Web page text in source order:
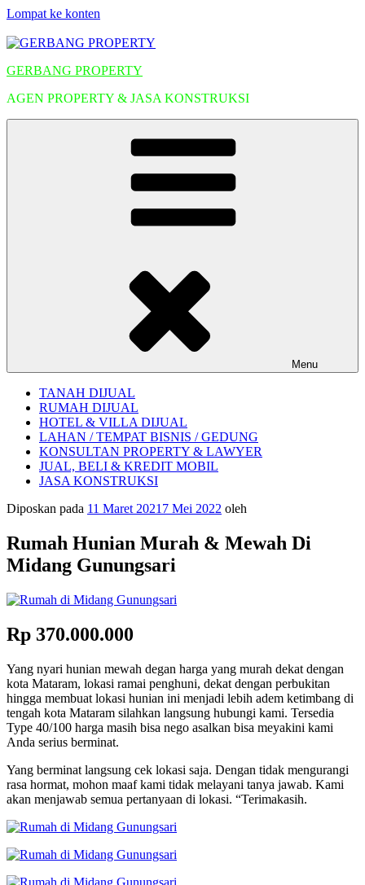
Lompat ke konten
GERBANG PROPERTY
AGEN PROPERTY & JASA KONSTRUKSI
Menu
TANAH DIJUAL
RUMAH DIJUAL
HOTEL & VILLA DIJUAL
LAHAN / TEMPAT BISNIS / GEDUNG
KONSULTAN PROPERTY & LAWYER
JUAL, BELI & KREDIT MOBIL
JASA KONSTRUKSI
Diposkan pada 11 Maret 2021 7 Mei 2022 oleh
Rumah Hunian Murah & Mewah Di
Midang Gunungsari
Rp 370.000.000
Yang nyari hunian mewah degan harga yang murah dekat dengan
kota Mataram, lokasi ramai penghuni, dekat dengan perbukitan
hingga membuat lokasi hunian ini menjadi lebih adem ketimbang di
tengah kota Mataram silahkan langsung hubungi kami. Tersedia
Type 40/100 harga masih bisa nego asalkan bisa meyakini kami
Anda serius berminat.
Yang berminat langsung cek lokasi saja. Dengan tidak mengurangi
rasa hormat, mohon maaf kami tidak melayani tanya jawab. Kami
akan menjawab semua pertanyaan di lokasi. “Terimakasih.